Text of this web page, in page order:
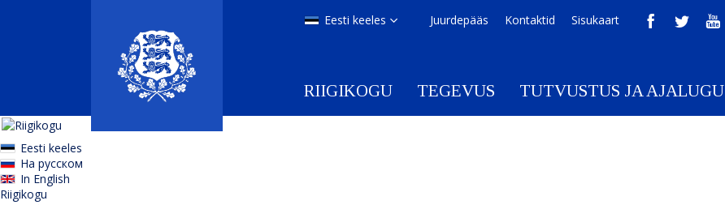
Juurdepääs Kontaktid Sisukaart
Eesti keeles
RIIGIKOGU TEGEVUS TUTVUSTUS JA AJALUGU
Eesti keeles
На русском
In English
Riigikogu